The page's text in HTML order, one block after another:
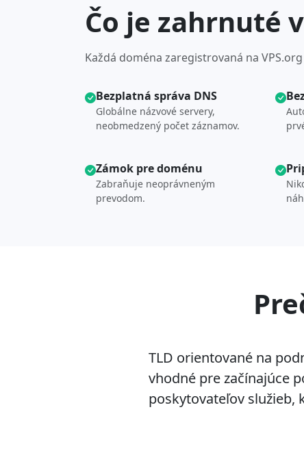
Čo je zahrnuté
Každá doména zaregistrovaná na
Bezplatná správa DNS
Globálne názvové servery,
neobmedzený počet záznamov.
Zámok pre doménu
Zabraňuje neoprávneným
prevodom.
TLD orientované na
vhodné pre začínajúce
poskytovateľov služieb,